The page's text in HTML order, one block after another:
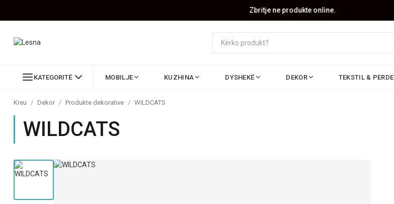
Zbritje ne produkte online.
KATEGORITË MOBILJE KUZHINA DYSHEKË DEKOR TEKSTIL & PERDE
Kreu / Dekor / Produkte dekorative / WILDCATS
WILDCATS